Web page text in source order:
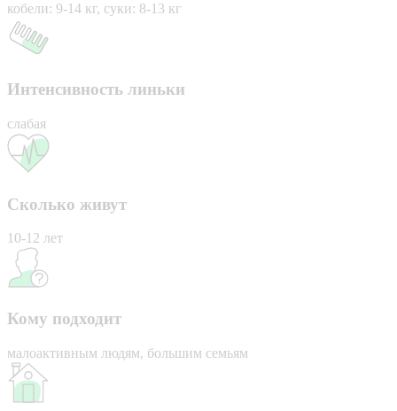
кобели: 9-14 кг, суки: 8-13 кг
Интенсивность линьки
слабая
Сколько живут
10-12 лет
Кому подходит
малоактивным людям, большим семьям